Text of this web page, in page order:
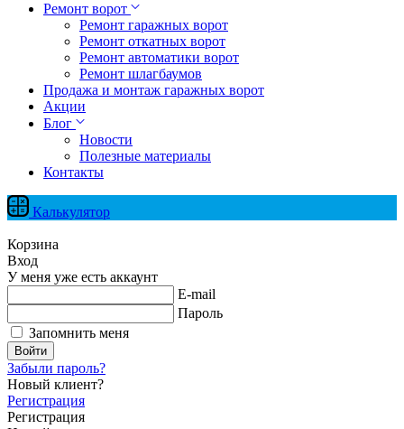
Ремонт ворот
Ремонт гаражных ворот
Ремонт откатных ворот
Ремонт автоматики ворот
Ремонт шлагбаумов
Продажа и монтаж гаражных ворот
Акции
Блог
Новости
Полезные материалы
Контакты
Калькулятор
Корзина
Вход
У меня уже есть аккаунт
E-mail
Пароль
Запомнить меня
Войти
Забыли пароль?
Новый клиент?
Регистрация
Регистрация